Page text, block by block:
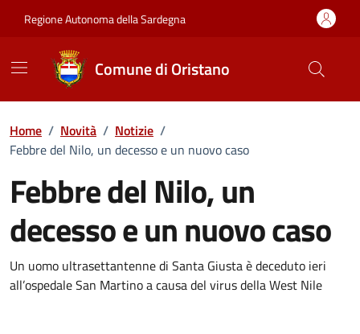
Regione Autonoma della Sardegna
Comune di Oristano
Home / Novità / Notizie /
Febbre del Nilo, un decesso e un nuovo caso
Febbre del Nilo, un
decesso e un nuovo caso
Dettagli della notizia
Un uomo ultrasettantenne di Santa Giusta è deceduto ieri
all’ospedale San Martino a causa del virus della West Nile